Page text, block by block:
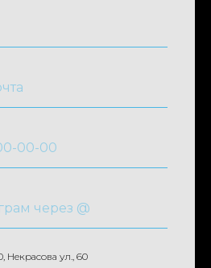
Некрасова ул., 60